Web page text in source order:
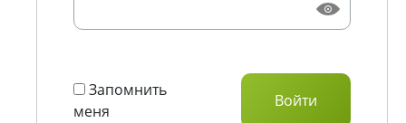
Запомнить
меня